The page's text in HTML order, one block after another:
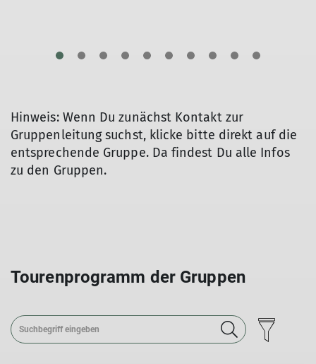
Hinweis: Wenn Du zunächst Kontakt zur
Gruppenleitung suchst, klicke bitte direkt auf die
entsprechende Gruppe. Da findest Du alle Infos
zu den Gruppen.
Tourenprogramm der Gruppen